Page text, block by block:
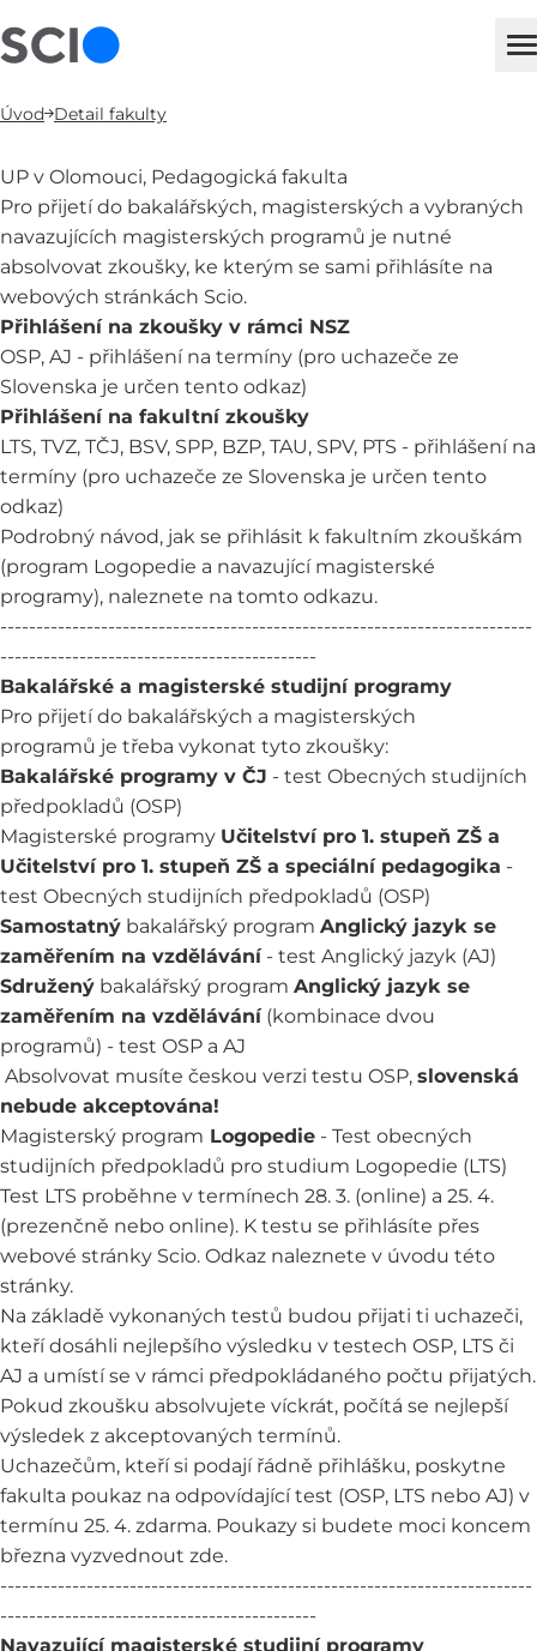
Úvod Detail fakulty
UP v Olomouci, Pedagogická fakulta
Pro přijetí do bakalářských, magisterských a vybraných
navazujících magisterských programů je nutné
absolvovat zkoušky, ke kterým se sami přihlásíte na
webových stránkách Scio.
Přihlášení na zkoušky v rámci NSZ
OSP, AJ - přihlášení na termíny (pro uchazeče ze
Slovenska je určen tento odkaz)
Přihlášení na fakultní zkoušky
LTS, TVZ, TČJ, BSV, SPP, BZP, TAU, SPV, PTS - přihlášení na
termíny (pro uchazeče ze Slovenska je určen tento
odkaz)
Podrobný návod, jak se přihlásit k fakultním zkouškám
(program Logopedie a navazující magisterské
programy), naleznete na tomto odkazu.
--------------------------------------------------------------------------
--------------------------------------------
Bakalářské a magisterské studijní programy
Pro přijetí do bakalářských a magisterských
programů je třeba vykonat tyto zkoušky:
Bakalářské programy v ČJ - test Obecných studijních
předpokladů (OSP)
Magisterské programy Učitelství pro 1. stupeň ZŠ a
Učitelství pro 1. stupeň ZŠ a speciální pedagogika -
test Obecných studijních předpokladů (OSP)
Samostatný bakalářský program Anglický jazyk se
zaměřením na vzdělávání- test Anglický jazyk (AJ)
Sdružený bakalářský program Anglický jazyk se
zaměřením na vzdělávání(kombinace dvou
programů) - test OSP a AJ
Absolvovat musíte českou verzi testu OSP, slovenská
nebude akceptována!
Magisterský program Logopedie - Test obecných
studijních předpokladů pro studium Logopedie (LTS)
Test LTS proběhne v termínech 28. 3. (online) a 25. 4.
(prezenčně nebo online). K testu se přihlásíte přes
webové stránky Scio. Odkaz naleznete v úvodu této
stránky.
Na základě vykonaných testů budou přijati ti uchazeči,
kteří dosáhli nejlepšího výsledku v testech OSP, LTS či
AJ a umístí se v rámci předpokládaného počtu přijatých.
Pokud zkoušku absolvujete víckrát, počítá se nejlepší
výsledek z akceptovaných termínů.
Uchazečům, kteří si podají řádně přihlášku, poskytne
fakulta poukaz na odpovídající test (OSP, LTS nebo AJ) v
termínu 25. 4. zdarma. Poukazy si budete moci koncem
března vyzvednout zde.
--------------------------------------------------------------------------
--------------------------------------------
Navazující magisterské studijní programy